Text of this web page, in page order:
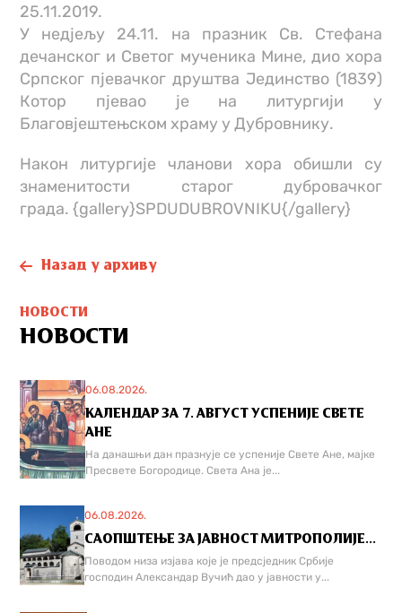
25.11.2019.
У недјељу 24.11. на празник Св. Стефана
дечанског и Светог мученика Мине, дио хора
Српског пјевачког друштва Јединство (1839)
Котор пјевао је на литургији у
Благовјештењском храму у Дубровнику.
Након литургије чланови хора обишли су
знаменитости старог дубровачког
града. {gallery}SPDUDUBROVNIKU{/gallery}
Назад у архиву
НОВОСТИ
НОВОСТИ
06.08.2026.
КАЛЕНДАР ЗА 7. АВГУСТ УСПЕНИЈЕ СВЕТЕ
АНЕ
На данашњи дан празнује се успеније Свете Ане, мајке
Пресвете Богородице. Света Ана је...
06.08.2026.
САОПШТЕЊЕ ЗА ЈАВНОСТ МИТРОПОЛИЈЕ...
Поводом низа изјава које је предсједник Србије
господин Александар Вучић дао у јавности у...